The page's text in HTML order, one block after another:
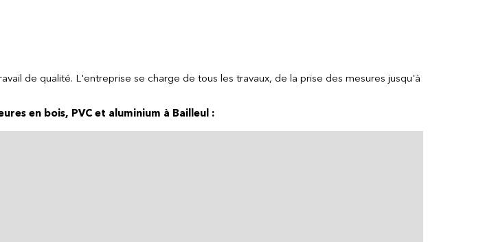
de qualité. L'entreprise se charge de tous les travaux, de la prise des mesures jusqu'à
en bois, PVC et aluminium à Bailleul :